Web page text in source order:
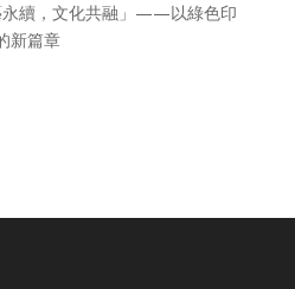
永續，文化共融」——以綠色印
新篇章